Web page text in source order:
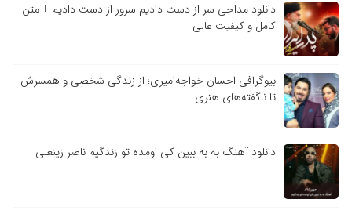
دانلود مداحی سر از دست دادیم سرور از دست دادیم + متن
کامل و کیفیت عالی
بیوگرافی احسان خواجه‌امیری؛ از زندگی شخصی و همسرش
تا ناگفته‌های هنری
دانلود آهنگ به به ببین کی اومده تو زندگیم ناصر زینعلی